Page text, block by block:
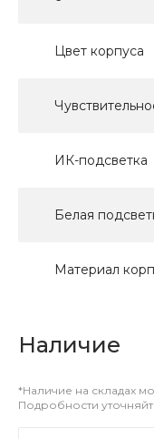
Цвет корпуса
ИК-подсветка
Белая
Материал
Наличие
*Наличие на складах
Подробности